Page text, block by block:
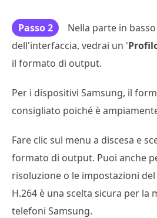
Passo 2
Nella parte in
dell'interfaccia, vedrai un '
il formato di output.
Per i dispositivi Samsung, il
consigliato poiché è
Fare clic sul menu a discesa e
formato di output. Puoi anche
risoluzione o le impostazioni
H.264 è una scelta sicura per la
telefoni Samsung.